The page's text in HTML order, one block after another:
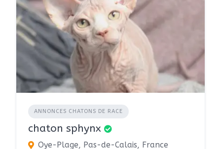
ANNONCES CHATONS DE RACE
chaton sphynx
Oye-Plage, Pas-de-Calais, France